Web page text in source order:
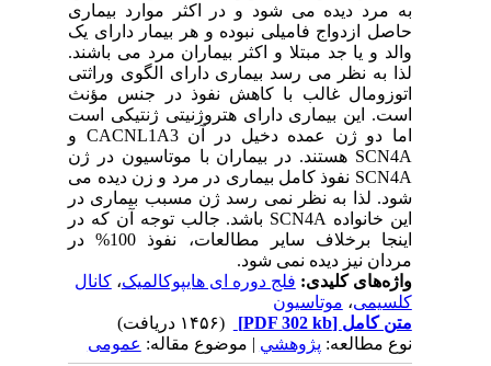
به مرد دیده می شود و در اکثر موارد بیماری
حاصل ازدواج فامیلی نبوده و هر بیمار دارای یک
والد و یا جد مبتلا و اکثر بیماران مرد می باشند.
لذا به نظر می رسد بیماری دارای الگوی وراثتی
اتوزومال غالب با کاهش نفوذ در جنس مؤنث
است. این بیماری دارای هتروژنیتی ژنتیکی است
اما دو ژن عمده دخیل در آن CACNL1A3 و
SCN4A هستند. در بیماران با موتاسیون در ژن
SCN4A نفوذ کامل بیماری در مرد و زن دیده می
شود. لذا به نظر نمی رسد ژن مسبب بیماری در
این خانواده SCN4A باشد. جالب توجه آن که در
اینجا برخلاف سایر مطالعات، نفوذ 100% در
مردان نیز دیده نمی شود.
واژه‌های کلیدی:فلج دوره ای هایپوکالمیک،کانال
کلسیمی،موتاسیون
متن کامل[PDF 302 kb]
نوع مطالعه:پژوهشي| موضوع مقاله:عمومى